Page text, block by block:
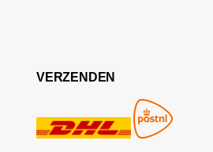
VERZENDEN